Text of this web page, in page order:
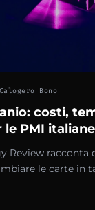
Bono
costi,
PMI italiane
Review racconta
le carte in